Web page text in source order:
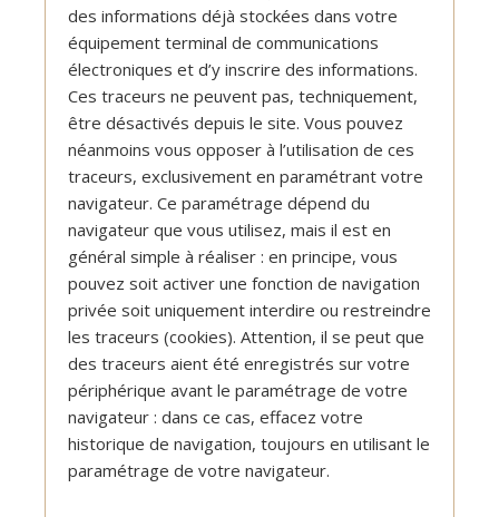
des informations déjà stockées dans votre
équipement terminal de communications
électroniques et d’y inscrire des informations.
Ces traceurs ne peuvent pas, techniquement,
être désactivés depuis le site. Vous pouvez
néanmoins vous opposer à l’utilisation de ces
traceurs, exclusivement en paramétrant votre
navigateur. Ce paramétrage dépend du
navigateur que vous utilisez, mais il est en
général simple à réaliser : en principe, vous
pouvez soit activer une fonction de navigation
privée soit uniquement interdire ou restreindre
les traceurs (cookies). Attention, il se peut que
des traceurs aient été enregistrés sur votre
périphérique avant le paramétrage de votre
navigateur : dans ce cas, effacez votre
historique de navigation, toujours en utilisant le
paramétrage de votre navigateur.